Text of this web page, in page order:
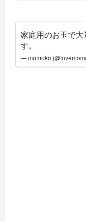
家庭用のお玉で大
す。
— momoko